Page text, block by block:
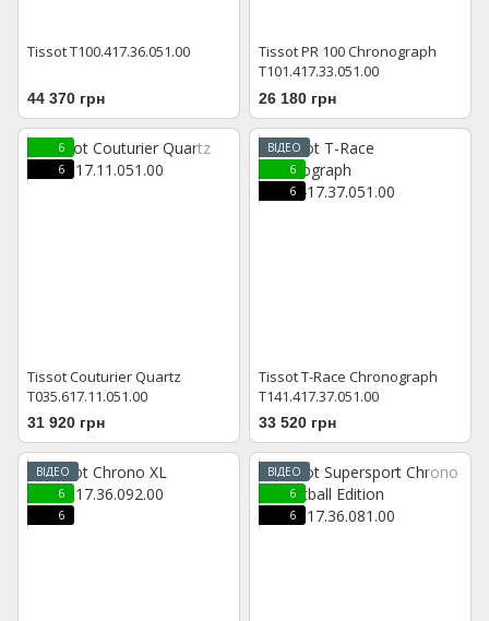
Tissot T100.417.36.051.00
44 370 грн
Tissot PR 100 Chronograph
T101.417.33.051.00
26 180 грн
6
6
Tissot Couturier Quartz
T035.617.11.051.00
31 920 грн
ВІДЕО
6
6
Tissot T-Race Chronograph
T141.417.37.051.00
33 520 грн
ВІДЕО
6
6
ВІДЕО
6
6